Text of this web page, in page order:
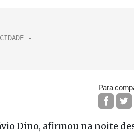
Para
Dino, afirmou na noite